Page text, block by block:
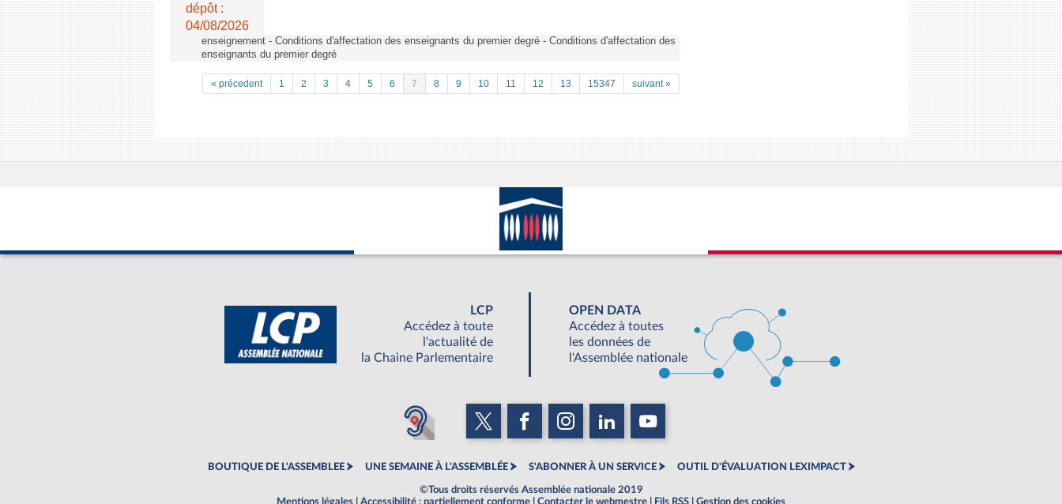
dépôt :
04/08/2026
enseignement - Conditions d'affectation des enseignants du premier degré - Conditions d'affectation des
enseignants du premier degré
« précedent 1 2 3 4 5 6 7 8 9 10 11 12 13 15347 suivant »
LCP
Accédez à toute
l'actualité de
la Chaine Parlementaire
OPEN DATA
Accédez à toutes
les données de
l'Assemblée nationale
BOUTIQUE DE L'ASSEMBLEE UNE SEMAINE À L'ASSEMBLÉE S'ABONNER À UN SERVICE OUTIL D'ÉVALUATION LEXIMPACT
©Tous droits réservés Assemblée nationale 2019
Mentions légales
Accessibilité : partiellement conforme Contacter le webmestre Fils RSS Gestion des cookies